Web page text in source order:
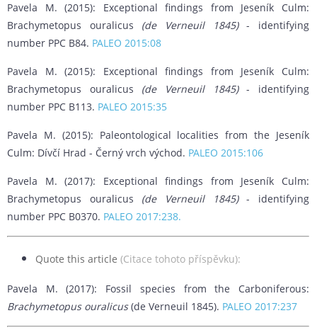
Pavela M. (2015): Exceptional findings from Jeseník Culm:
Brachymetopus ouralicus (de Verneuil 1845)- identifying
number PPC B84. PALEO 2015:08
Pavela M. (2015): Exceptional findings from Jeseník Culm:
Brachymetopus ouralicus (de Verneuil 1845)- identifying
number PPC B113. PALEO 2015:35
Pavela M. (2015): Paleontological localities from the Jeseník
Culm: Dívčí Hrad - Černý vrch východ. PALEO 2015:106
Pavela M. (2017): Exceptional findings from Jeseník Culm:
Brachymetopus ouralicus (de Verneuil 1845)- identifying
number PPC B0370. PALEO 2017:238.
Quote this article (Citace tohoto příspěvku):
Pavela M. (2017): Fossil species from the Carboniferous:
Brachymetopus ouralicus(de Verneuil 1845). PALEO 2017:237